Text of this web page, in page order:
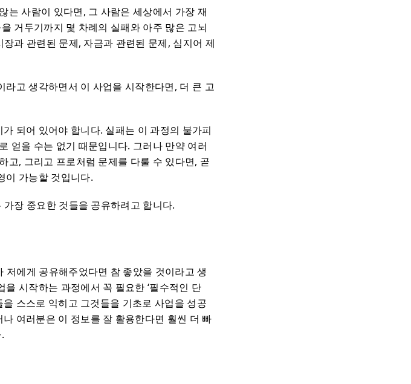
는 사람이 있다면, 그 사람은 세상에서 가장 재
거두기까지 몇 차례의 실패와 아주 많은 고뇌
과 관련된 문제, 자금과 관련된 문제, 심지어 제
고 생각하면서 이 사업을 시작한다면, 더 큰 고
되어 있어야 합니다. 실패는 이 과정의 불가피
얻을 수는 없기 때문입니다. 그러나 만약 여러
고, 그리고 프로처럼 문제를 다룰 수 있다면, 곧
이 가능할 것입니다.
장 중요한 것들을 공유하려고 합니다.
에게 공유해주었다면 참 좋았을 것이라고 생
시작하는 과정에서 꼭 필요한 ‘필수적인 단
스스로 익히고 그것들을 기초로 사업을 성공
여러분은 이 정보를 잘 활용한다면 훨씬 더 빠